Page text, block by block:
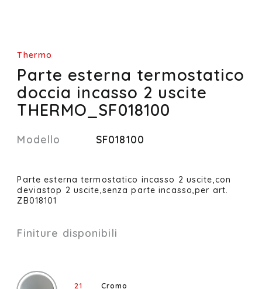
Thermo
Parte esterna termostatico
doccia incasso 2 uscite
THERMO_SF018100
Modello SF018100
Parte esterna termostatico incasso 2 uscite,con
deviastop 2 uscite,senza parte incasso,per art.
ZB018101
Finiture disponibili
21 Cromo